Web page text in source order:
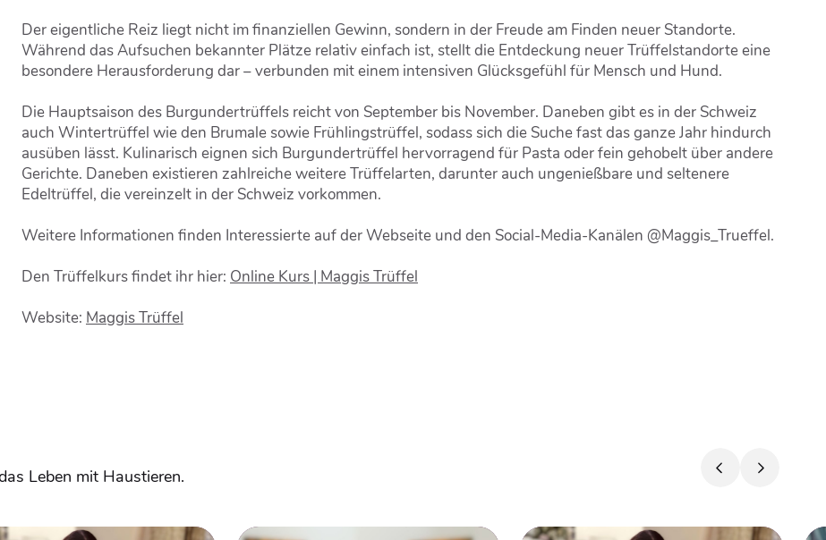
Der eigentliche Reiz liegt nicht im finanziellen Gewinn, sondern in der Freude am Finden neuer Standorte.
Während das Aufsuchen bekannter Plätze relativ einfach ist, stellt die Entdeckung neuer Trüffelstandorte eine
besondere Herausforderung dar – verbunden mit einem intensiven Glücksgefühl für Mensch und Hund.
Die Hauptsaison des Burgundertrüffels reicht von September bis November. Daneben gibt es in der Schweiz
auch Wintertrüffel wie den Brumale sowie Frühlingstrüffel, sodass sich die Suche fast das ganze Jahr hindurch
ausüben lässt. Kulinarisch eignen sich Burgundertrüffel hervorragend für Pasta oder fein gehobelt über andere
Gerichte. Daneben existieren zahlreiche weitere Trüffelarten, darunter auch ungenießbare und seltenere
Edeltrüffel, die vereinzelt in der Schweiz vorkommen.
Weitere Informationen finden Interessierte auf der Webseite und den Social-Media-Kanälen @Maggis_Trueffel.
Den Trüffelkurs findet ihr hier: Online Kurs | Maggis Trüffel
Website: Maggis Trüffel
Leben mit Haustieren.